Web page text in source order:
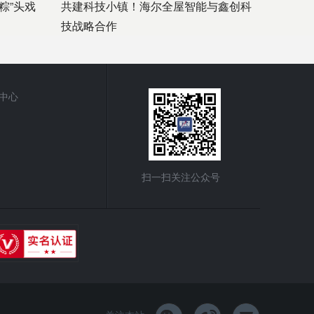
”头戏
共建科技小镇！海尔全屋智能与鑫创科
技战略合作
心
扫一扫关注公众号